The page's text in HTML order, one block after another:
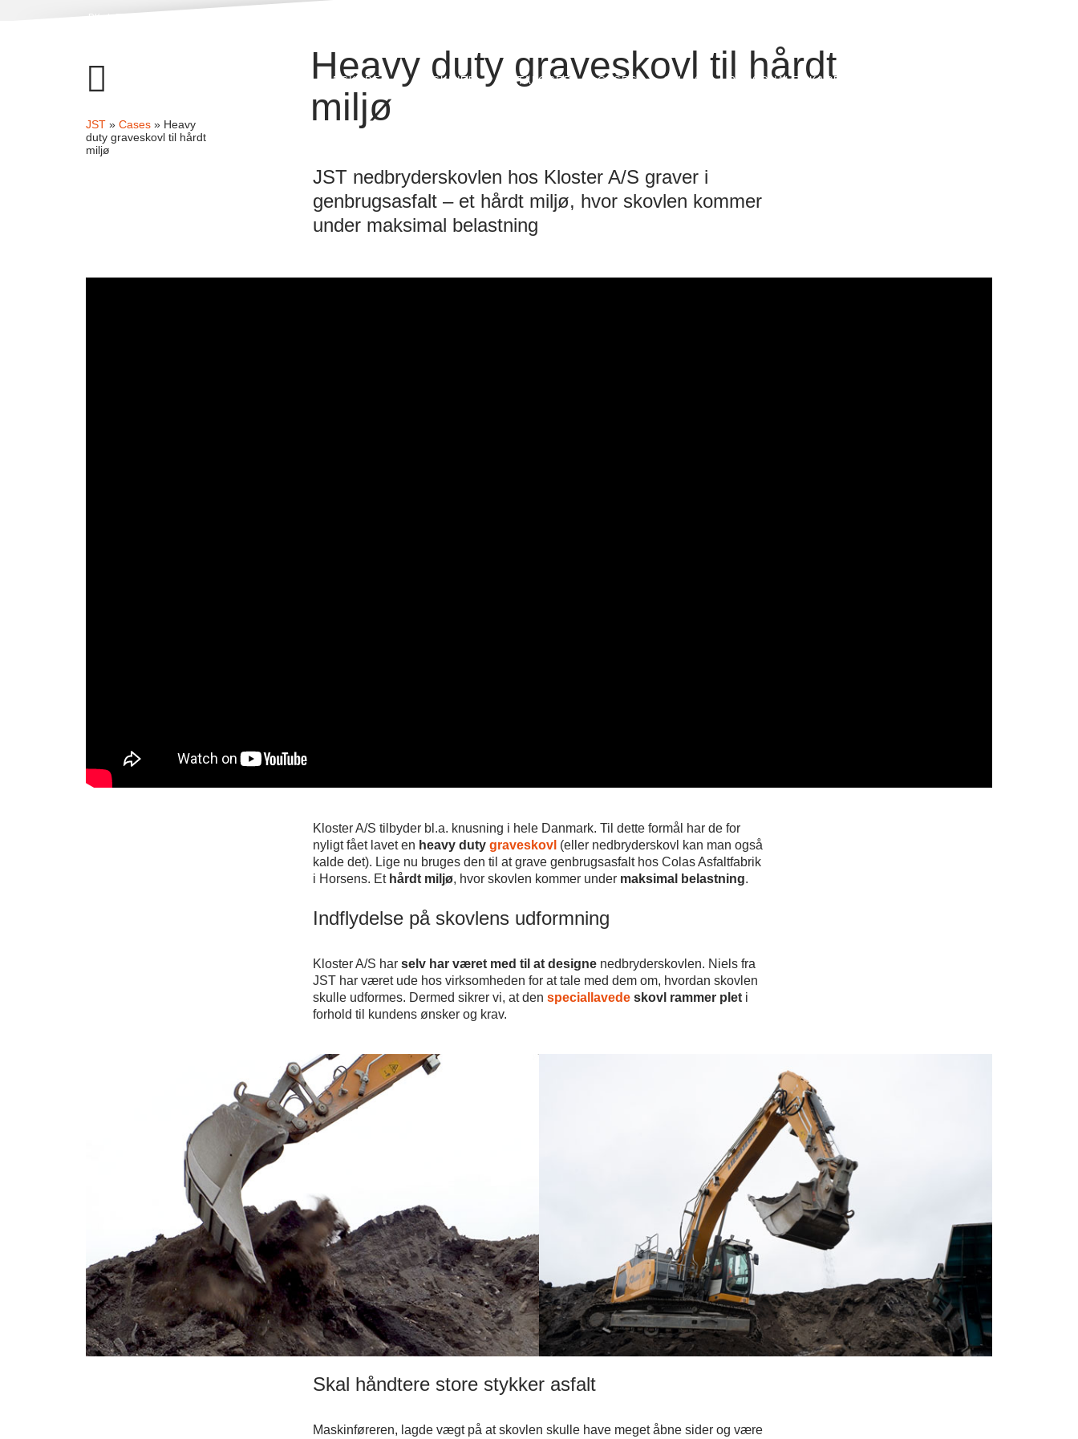
DK
REDSKABER MASKINER KATALOGER CASES OM OS PERSONALE KARRIERE
JST » Cases » Heavy
duty graveskovl til hårdt
miljø
Heavy duty graveskovl til hårdt
miljø
JST nedbryderskovlen hos Kloster A/S graver i
genbrugsasfalt – et hårdt miljø, hvor skovlen kommer
under maksimal belastning
Kloster A/S tilbyder bl.a. knusning i hele Danmark. Til dette formål har de for
nyligt fået lavet en heavy duty graveskovl (eller nedbryderskovl kan man også
kalde det). Lige nu bruges den til at grave genbrugsasfalt hos Colas Asfaltfabrik
i Horsens. Et hårdt miljø, hvor skovlen kommer under maksimal belastning.
Indflydelse på skovlens udformning
Kloster A/S har selv har været med til at designe nedbryderskovlen. Niels fra
JST har været ude hos virksomheden for at tale med dem om, hvordan skovlen
skulle udformes. Dermed sikrer vi, at den speciallavede skovl rammer plet i
forhold til kundens ønsker og krav.
Skal håndtere store stykker asfalt
Maskinføreren, lagde vægt på at skovlen skulle have meget åbne sider og være